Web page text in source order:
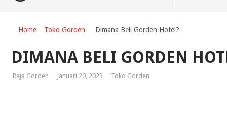
Home Toko Gorden Dimana Beli Gorden Hotel?
DIMANA BELI GORDEN
Raja Gorden Januari 20, 2023 Toko Gorden